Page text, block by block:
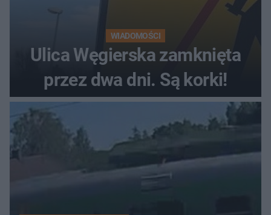
WIADOMOŚCI
Ulica Węgierska zamknięta
przez dwa dni. Są korki!